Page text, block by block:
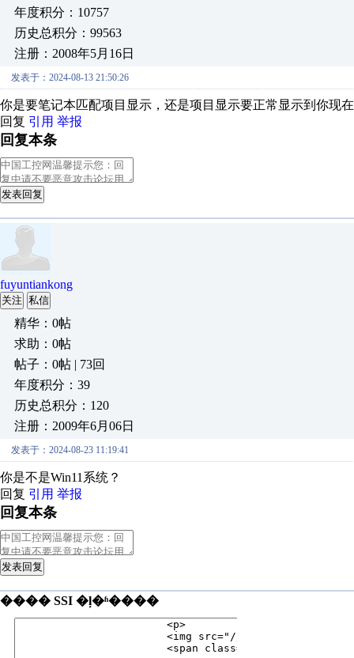
年度积分：10757
历史总积分：99563
注册：2008年5月16日
发表于：2024-08-13 21:50:26
你是要笔记本匹配项目显示，还是项目显示要正常显示到你现
回复 引用 举报
回复本条
发表回复
fuyuntiankong
关注 私信
精华：0帖
求助：0帖
帖子：0帖 | 73回
年度积分：39
历史总积分：120
注册：2009年6月06日
发表于：2024-08-23 11:19:41
你是不是Win11系统？
回复 引用 举报
回复本条
发表回复
���� SSI �ļ�ʱ����